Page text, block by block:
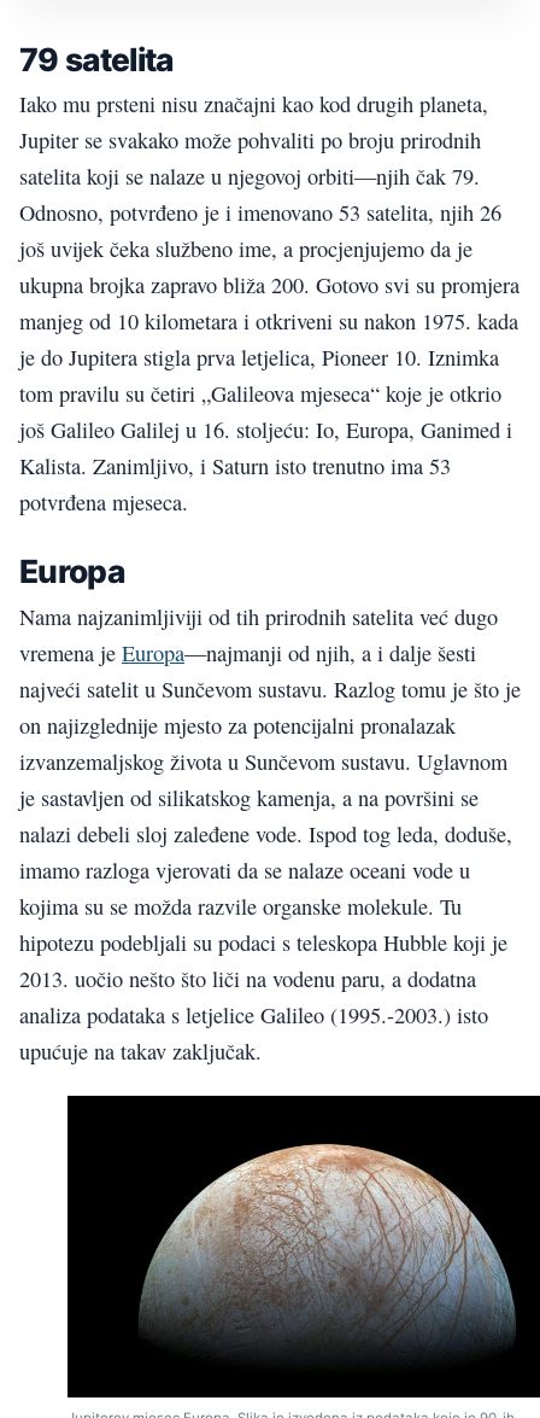
79 satelita
Iako mu prsteni nisu značajni kao kod drugih planeta,
Jupiter se svakako može pohvaliti po broju prirodnih
satelita koji se nalaze u njegovoj orbiti—njih čak 79.
Odnosno, potvrđeno je i imenovano 53 satelita, njih 26
još uvijek čeka službeno ime, a procjenjujemo da je
ukupna brojka zapravo bliža 200. Gotovo svi su promjera
manjeg od 10 kilometara i otkriveni su nakon 1975. kada
je do Jupitera stigla prva letjelica, Pioneer 10. Iznimka
tom pravilu su četiri „Galileova mjeseca“ koje je otkrio
još Galileo Galilej u 16. stoljeću: Io, Europa, Ganimed i
Kalista. Zanimljivo, i Saturn isto trenutno ima 53
potvrđena mjeseca.
Europa
Nama najzanimljiviji od tih prirodnih satelita već dugo
vremena je Europa—najmanji od njih, a i dalje šesti
najveći satelit u Sunčevom sustavu. Razlog tomu je što je
on najizglednije mjesto za potencijalni pronalazak
izvanzemaljskog života u Sunčevom sustavu. Uglavnom
je sastavljen od silikatskog kamenja, a na površini se
nalazi debeli sloj zaleđene vode. Ispod tog leda, doduše,
imamo razloga vjerovati da se nalaze oceani vode u
kojima su se možda razvile organske molekule. Tu
hipotezu podebljali su podaci s teleskopa Hubble koji je
2013. uočio nešto što liči na vodenu paru, a dodatna
analiza podataka s letjelice Galileo (1995.-2003.) isto
upućuje na takav zaključak.